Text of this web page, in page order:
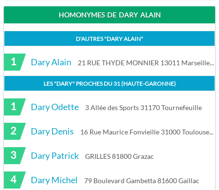
HOMONYMES DE DARY ALAIN
D'AUTRES "DARY ALAIN"
1 Dary Alain 21 RUE THYDE MONNIER 13011 Marseille
LES "DARY" PROCHES DU31 (HAUTE-GARONNE)
1 Dary Odette 3 Allée des Sports 31170 Tournefeuille
2 Dary Denis 16 Rue Maurice Fonvieille 31000 Toulouse
3 Dary Patrick GRILLES 81800 Grazac
4 Dary Michel 79 Boulevard Gambetta 81600 Gaillac